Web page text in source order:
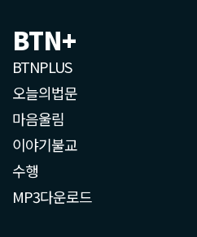
BTN+
BTNPLUS
오늘의법문
마음울림
이야기불교
수행
MP3다운로드